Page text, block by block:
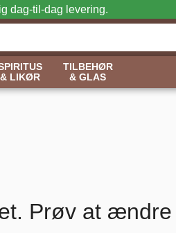
dag-til-dag levering.
& LIKØR
TILBEHØR
& GLAS
Prøv at